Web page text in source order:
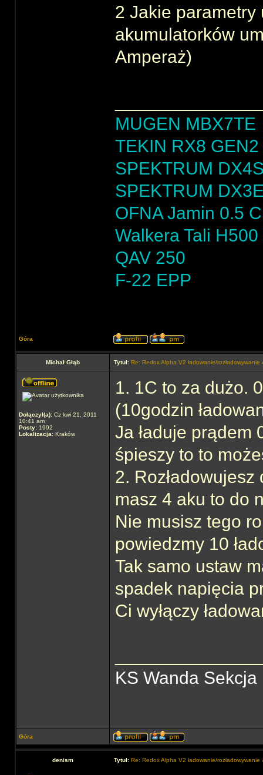
2 Jakie parametry
akumulatorków
Amperaż)
MUGEN MBX7TE
TEKIN RX8
SPEKTRUM
SPEKTRUM
OFNA Jamin 0.5
Walkera Tali H500
QAV 250
F-22 EPP
Góra
Michał Głąb Tytuł: Re: Redox Alpha V2 ładowanie/rozładowywanie
Dołączył(a): Cz kwi 21, 2011
10:41 am
Posty: 1992
Lokalizacja: Kraków
1. 1C to za dużo.
(10godzin
Ja ładuje prądem
śpieszy to to
2.
masz 4 aku to do
Nie musisz tego
powiedzmy 10
Tak samo ustaw
spadek napięcia
Ci wyłączy
KS Wanda
Góra
denism Tytuł: Re: Redox Alpha V2 ładowanie/rozładowywanie